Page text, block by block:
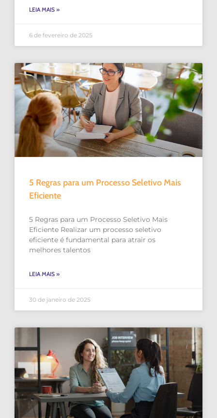
LEIA MAIS »
6 de fevereiro de 2025
5 Regras para um Processo Seletivo Mais
Eficiente
5 Regras para um Processo Seletivo Mais
Eficiente Realizar um processo seletivo
eficiente é fundamental para atrair os
melhores talentos
LEIA MAIS »
30 de janeiro de 2025